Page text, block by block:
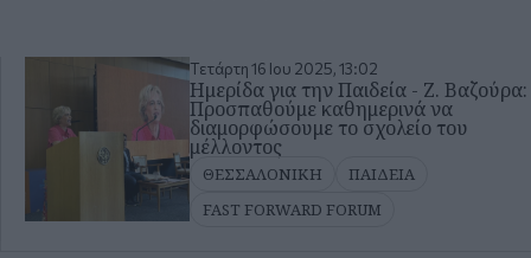
Τετάρτη 16 Ιου 2025, 13:02
Ημερίδα για την Παιδεία - Ζ. Βαζούρα:
Προσπαθούμε καθημερινά να
διαμορφώσουμε το σχολείο του
μέλλοντος
ΘΕΣΣΑΛΟΝΙΚΗ
ΠΑΙΔΕΙΑ
FAST FORWARD FORUM